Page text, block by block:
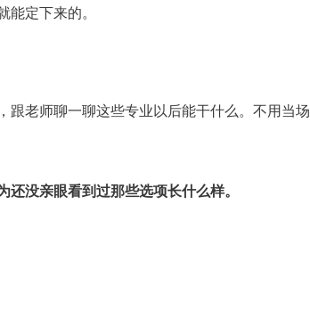
能定下来的。
跟老师聊一聊这些专业以后能干什么。不用当场
没亲眼看到过那些选项长什么样。